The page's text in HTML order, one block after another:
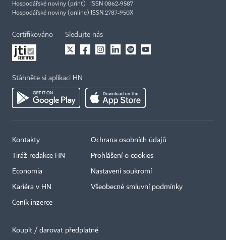
Hospodářské noviny (print) ISSN 0862-9587
Hospodářské noviny (online) ISSN 2787-950X
Certifikováno Sledujte nás
Stáhněte si aplikaci HN
Kontakty
Tiráž redakce HN
Economia
Kariéra v HN
Ceník inzerce
Ochrana osobních údajů
Prohlášení o cookies
Nastavení soukromí
Všeobecné smluvní podmínky
Koupit / darovat předplatné